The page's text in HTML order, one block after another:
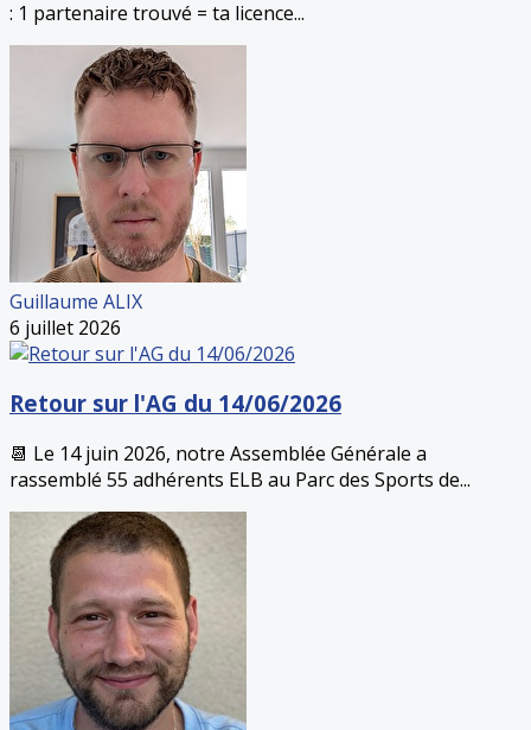
: 1 partenaire trouvé = ta licence...
Guillaume ALIX
6 juillet 2026
Retour sur l'AG du 14/06/2026
📆 Le 14 juin 2026, notre Assemblée Générale a
rassemblé 55 adhérents ELB au Parc des Sports de...